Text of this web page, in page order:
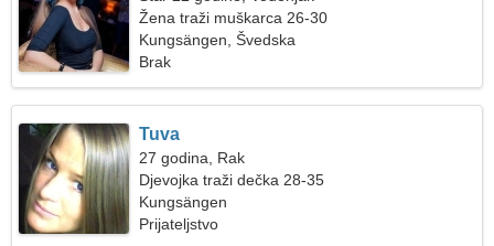
Žena traži muškarca 26-30
Kungsängen, Švedska
Brak
Tuva
27 godina, Rak
Djevojka traži dečka 28-35
Kungsängen
Prijateljstvo